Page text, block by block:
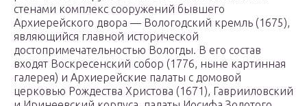
стенами комплекс сооружений бывшего
Архиерейского двора — Вологодский кремль (1675),
являющийся главной исторической
достопримечательностью Вологды. В его состав
входят Воскресенский собор (1776, ныне картинная
галерея) и Архиерейские палаты с домовой
церковью Рождества Христова (1671), Гаврииловский